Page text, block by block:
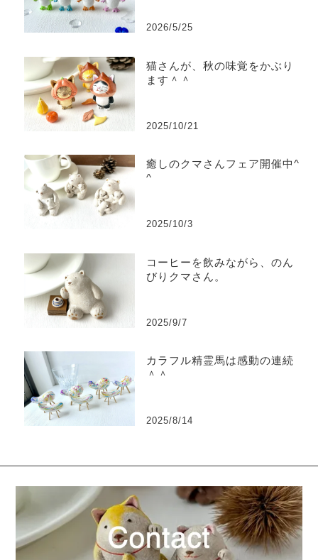
2026/5/25
猫さんが、秋の味覚をかぶり
ます＾＾
2025/10/21
癒しのクマさんフェア開催中^
^
2025/10/3
コーヒーを飲みながら、のん
びりクマさん。
2025/9/7
カラフル精霊馬は感動の連続
＾＾
2025/8/14